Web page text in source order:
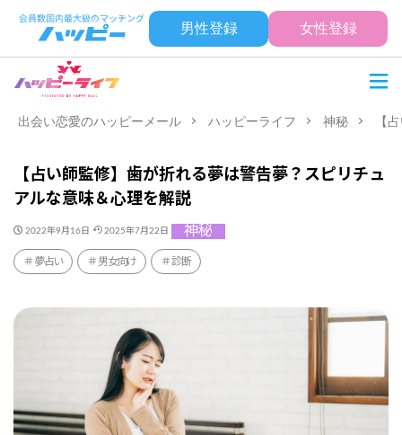
男性登録 女性登録
出会い恋愛のハッピーメール ハッピーライフ 神秘 【
【占い師監修】歯が折れる夢は警告夢？スピリチュ
アルな意味＆心理を解説
2022年9月16日 2025年7月22日 神秘
夢占い 男女向け 診断